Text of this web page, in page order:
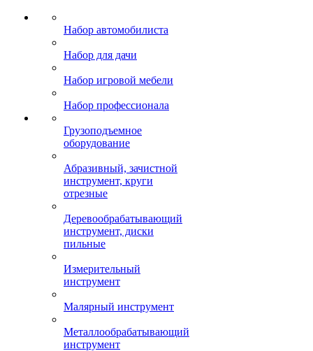
Набор автомобилиста
Набор для дачи
Набор игровой мебели
Набор профессионала
Грузоподъемное
оборудование
Абразивный, зачистной
инструмент, круги
отрезные
Деревообрабатывающий
инструмент, диски
пильные
Измерительный
инструмент
Малярный инструмент
Металлообрабатывающий
инструмент